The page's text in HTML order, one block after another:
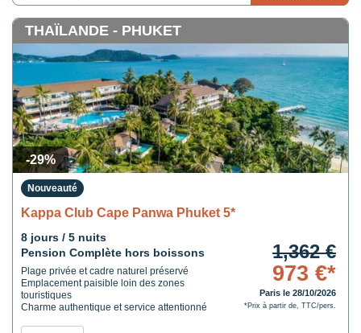
-29%
THAÏLANDE - PHUKET
Nouveauté
Kappa Club Cape Panwa Phuket 5*
8 jours / 5 nuits
Pension Complète hors boissons
Plage privée et cadre naturel préservé
Emplacement paisible loin des zones
touristiques
Charme authentique et service attentionné
1,362 €
973 €*
Paris le 28/10/2026
*Prix à partir de, TTC/pers.